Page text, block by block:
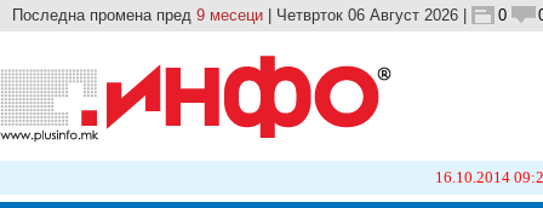
Последна промена пред 9 месеци | Четврток 06 Август 2026 | 0
16.10.2014 09:21 Бројот